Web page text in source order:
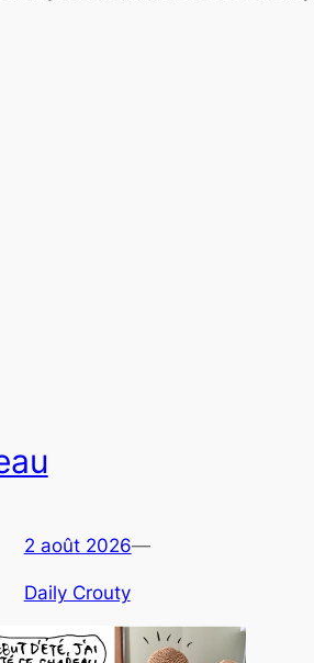
2 août 2026—
Daily Crouty